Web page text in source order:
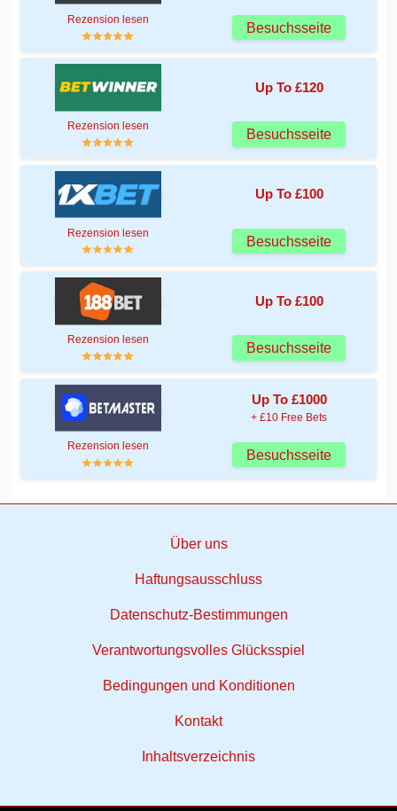
Rezension lesen
Besuchsseite
Up To £120
Rezension lesen
Besuchsseite
Up To £100
Rezension lesen
Besuchsseite
Up To £100
Rezension lesen
Besuchsseite
Up To £1000
+ £10 Free Bets
Rezension lesen
Besuchsseite
Über uns
Haftungsausschluss
Datenschutz-Bestimmungen
Verantwortungsvolles Glücksspiel
Bedingungen und Konditionen
Kontakt
Inhaltsverzeichnis